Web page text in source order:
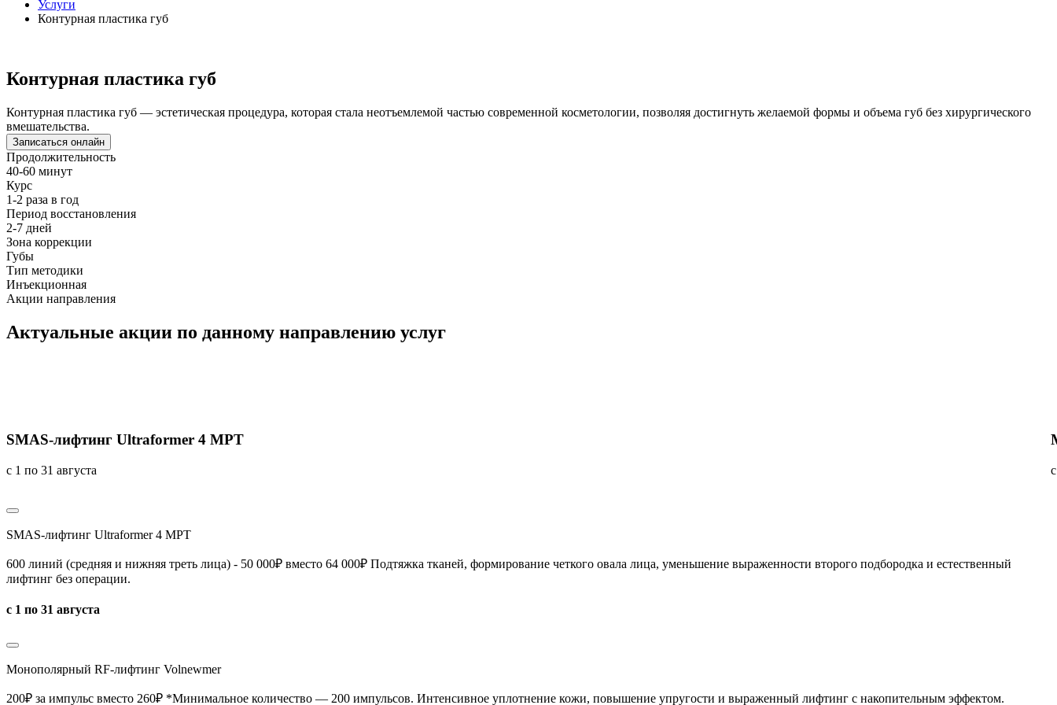
Услуги
Контурная пластика губ
Контурная пластика губ
Контурная пластика губ — эстетическая процедура, которая стала неотъемлемой частью современной косметологии, позволяя достигнуть желаемой формы и объема губ без хирургического
вмешательства.
Записаться онлайн
Продолжительность
40-60 минут
Курс
1-2 раза в год
Период восстановления
2-7 дней
Зона коррекции
Губы
Тип методики
Инъекционная
Акции направления
Актуальные акции по данному направлению услуг
SMAS-лифтинг Ultraformer 4 MPT
с 1 по 31 августа
SMAS-лифтинг Ultraformer 4 MPT
600 линий (средняя и нижняя треть лица) - 50 000₽ вместо 64 000₽ Подтяжка тканей, формирование четкого овала лица, уменьшение выраженности второго подбородка и естественный
лифтинг без операции.
с 1 по 31 августа
Монополярный RF-лифтинг Volnewmer
200₽ за импульс вместо 260₽ *Минимальное количество — 200 импульсов. Интенсивное уплотнение кожи, повышение упругости и выраженный лифтинг с накопительным эффектом.